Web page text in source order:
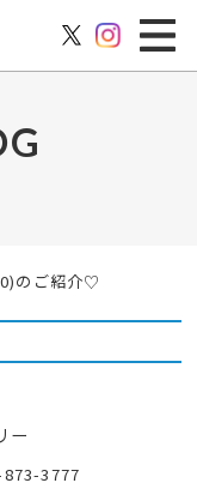
のご紹介♡
ー
3777